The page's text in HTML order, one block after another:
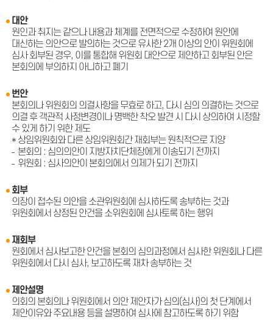
대안
원인과 취지는 같으나 내용과 체계를 전면적으로 수정하여 원안에
대신하는 의안으로 발의하는 것으로 유사한 2개 이상의 안이 위원회에
심사 회부된 경우, 이를 통합해 위원회 대안으로 제안하고 회부된 안은
본회의에 부의하지 아니하고 폐기
번안
본회의나 위원회의 의결사항을 무효로 하고, 다시 심의 의결하는 것으로
의결 후 객관적 사정변경이나 명백한 착오 발견 시 다시 상의하여 시정할
수 있게 하기 위한 제도
* 상임위원회와 다른 상임위원회간 재회부는 원칙적으로 지양
본회의 : 심의의안이 지방자치단체장에게 이송되기 전까지
위원회 : 심사의안이 본회의에서 의제가 되기 전까지
회부
의장이 접수된 의안을 소관위원회에 심사하도록 송부하는 것과
위원회에서 상정된 안건을 소위원회에 심사토록 하는 행위
재회부
원회에서 심사보고한 안건을 본회의 심의과정에서 심사한 위원회나 다른
위원회에서 다시 심사, 보고하도록 재차 송부하는 것
제안설명
의회의 본회의나 위원회에서 의안 제안자가 심의(심사)의 첫 단계에서
제안이유와 주요내용 등을 설명하여 심사에 참고하도록 하기 위함